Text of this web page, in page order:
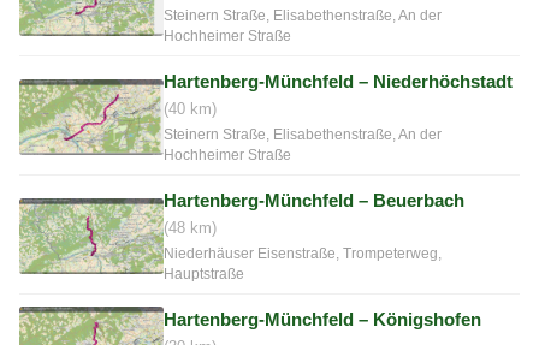
Steinern Straße, Elisabethenstraße, An der
Hochheimer Straße
Hartenberg-Münchfeld – Niederhöchstadt
(40 km)
Steinern Straße, Elisabethenstraße, An der
Hochheimer Straße
Hartenberg-Münchfeld – Beuerbach
(48 km)
Niederhäuser Eisenstraße, Trompeterweg,
Hauptstraße
Hartenberg-Münchfeld – Königshofen